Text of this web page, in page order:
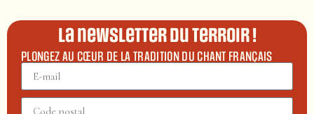
La newsletter du terroir !
PLONGEZ AU CŒUR DE LA TRADITION DU CHANT FRANÇAIS